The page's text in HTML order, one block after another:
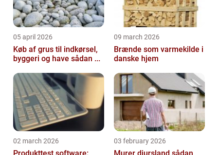
05 april 2026
Køb af grus til indkørsel,
byggeri og have sådan ...
09 march 2026
Brænde som varmekilde i
danske hjem
02 march 2026 03 february 2026